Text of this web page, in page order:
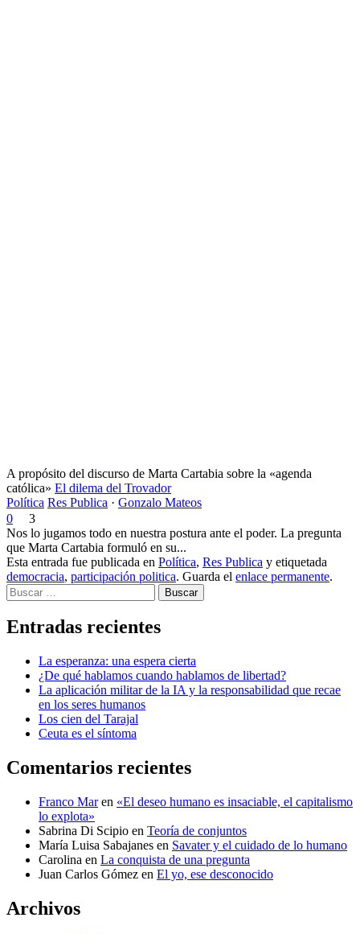
A propósito del discurso de Marta Cartabia sobre la «agenda
católica» El dilema del Trovador
Política Res Publica · Gonzalo Mateos
0
3
Nos lo jugamos todo en nuestra postura ante el poder. La pregunta
que Marta Cartabia formuló en su...
Esta entrada fue publicada en Política, Res Publica y etiquetada
democracia, participación politica. Guarda el enlace permanente.
Buscar
Entradas recientes
La esperanza: una espera cierta
¿De qué hablamos cuando hablamos de libertad?
La aplicación militar de la IA y la responsabilidad que recae
en los seres humanos
Los cien del Tarajal
Ceuta es el síntoma
Comentarios recientes
Franco Maren «El deseo humano es insaciable, el capitalismo
lo explota»
Sabrina Di Scipio en Teoría de conjuntos
María Luisa Sabajanes en Savater y el cuidado de lo humano
Carolina en La conquista de una pregunta
Juan Carlos Gómez en El yo, ese desconocido
Archivos